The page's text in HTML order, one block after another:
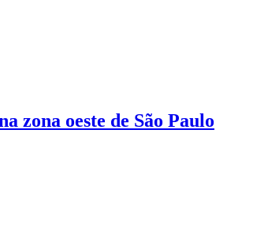
zona oeste de São Paulo